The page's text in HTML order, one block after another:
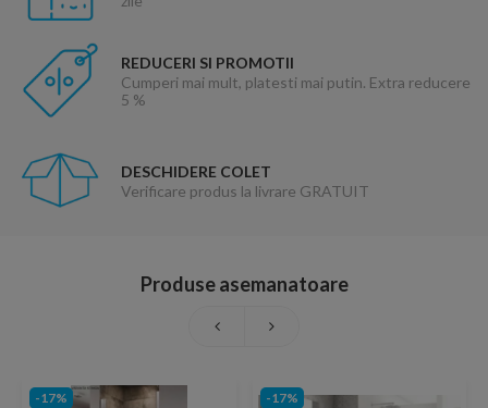
REDUCERI SI PROMOTII
Cumperi mai mult, platesti mai putin. Extra reducere
5 %
DESCHIDERE COLET
Verificare produs la livrare GRATUIT
Produse asemanatoare
-17% -17%